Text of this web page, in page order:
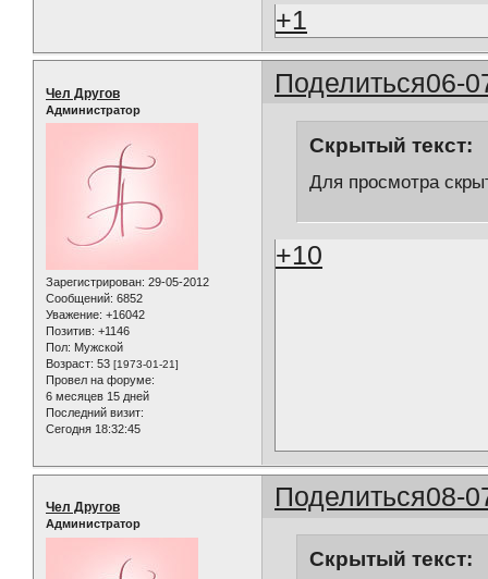
+1
Поделиться06-
Чел Другов
Администратор
Зарегистрирован: 29-05-2012
Сообщений: 6852
Уважение: +16042
Позитив: +1146
Пол: Мужской
Возраст: 53 [1973-01-21]
Провел на форуме:
6 месяцев 15 дней
Последний визит:
Сегодня 18:32:45
Скрытый текст:
Для просмотра
+10
Поделиться08-
Чел Другов
Администратор
Скрытый текст: